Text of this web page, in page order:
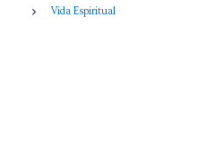
Vida Espiritual